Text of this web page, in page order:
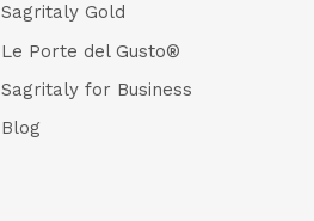
Sagritaly Gold
Le Porte del Gusto®
Sagritaly for Business
Blog